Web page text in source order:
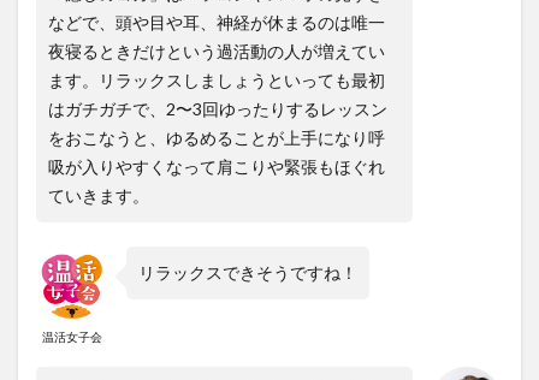
などで、頭や目や耳、神経が休まるのは唯一
夜寝るときだけという過活動の人が増えてい
ます。リラックスしましょうといっても最初
はガチガチで、2〜3回ゆったりするレッスン
をおこなうと、ゆるめることが上手になり呼
吸が入りやすくなって肩こりや緊張もほぐれ
ていきます。
温活女子会
リラックスできそうですね！